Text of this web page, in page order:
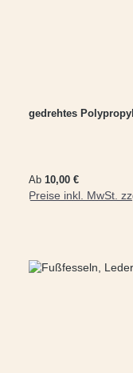
gedrehtes
Regulärer Preis:
Ab 10,00 €
Preise inkl. MwSt.